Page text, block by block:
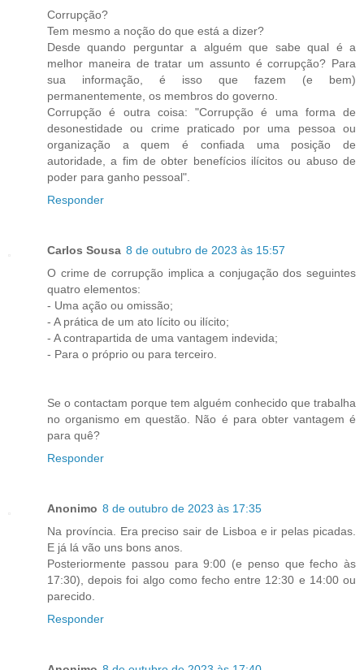
Corrupção?
Tem mesmo a noção do que está a dizer?
Desde quando perguntar a alguém que sabe qual é a
melhor maneira de tratar um assunto é corrupção? Para
sua informação, é isso que fazem (e bem)
permanentemente, os membros do governo.
Corrupção é outra coisa: "Corrupção é uma forma de
desonestidade ou crime praticado por uma pessoa ou
organização a quem é confiada uma posição de
autoridade, a fim de obter benefícios ilícitos ou abuso de
poder para ganho pessoal".
Responder
Carlos Sousa 8 de outubro de 2023 às 15:57
O crime de corrupção implica a conjugação dos seguintes
quatro elementos:
- Uma ação ou omissão;
- A prática de um ato lícito ou ilícito;
- A contrapartida de uma vantagem indevida;
- Para o próprio ou para terceiro.
Se o contactam porque tem alguém conhecido que trabalha
no organismo em questão. Não é para obter vantagem é
para quê?
Responder
Anonimo 8 de outubro de 2023 às 17:35
Na província. Era preciso sair de Lisboa e ir pelas picadas.
E já lá vão uns bons anos.
Posteriormente passou para 9:00 (e penso que fecho às
17:30), depois foi algo como fecho entre 12:30 e 14:00 ou
parecido.
Responder